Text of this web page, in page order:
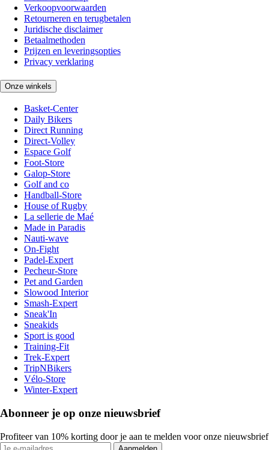
Verkoopvoorwaarden
Retourneren en terugbetalen
Juridische disclaimer
Betaalmethoden
Prijzen en leveringsopties
Privacy verklaring
Onze winkels
Basket-Center
Daily Bikers
Direct Running
Direct-Volley
Espace Golf
Foot-Store
Galop-Store
Golf and co
Handball-Store
House of Rugby
La sellerie de Maé
Made in Paradis
Nauti-wave
On-Fight
Padel-Expert
Pecheur-Store
Pet and Garden
Slowood Interior
Smash-Expert
Sneak'In
Sneakids
Sport is good
Training-Fit
Trek-Expert
TripNBikers
Vélo-Store
Winter-Expert
Abonneer je op onze nieuwsbrief
Profiteer van 10% korting door je aan te melden voor onze nieuwsbrief